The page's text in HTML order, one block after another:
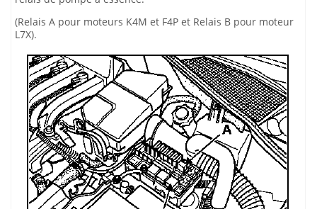
(Relais A pour moteurs K4M et F4P et Relais B pour moteur
L7X).